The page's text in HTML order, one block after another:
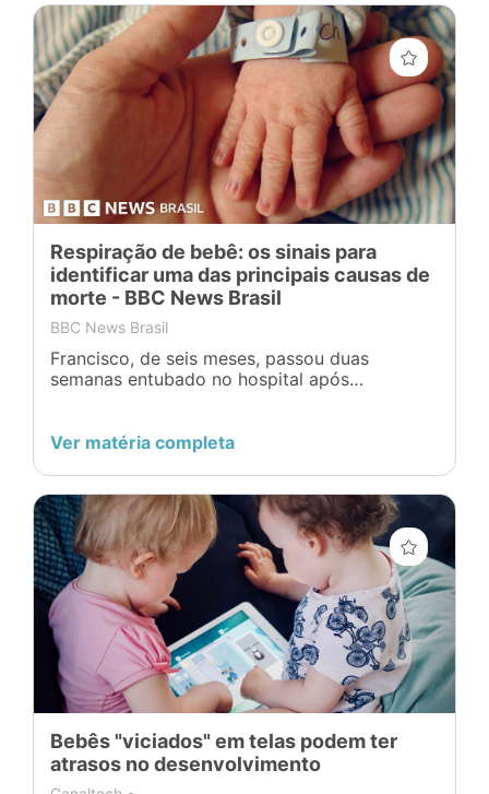
Respiração de bebê: os sinais para
identificar uma das principais causas de
morte - BBC News Brasil
BBC News Brasil
Francisco, de seis meses, passou duas
semanas entubado no hospital após
família não tivesse recorrido ao hospital
Ver matéria completa
Bebês "viciados" em telas podem ter
atrasos no desenvolvimento